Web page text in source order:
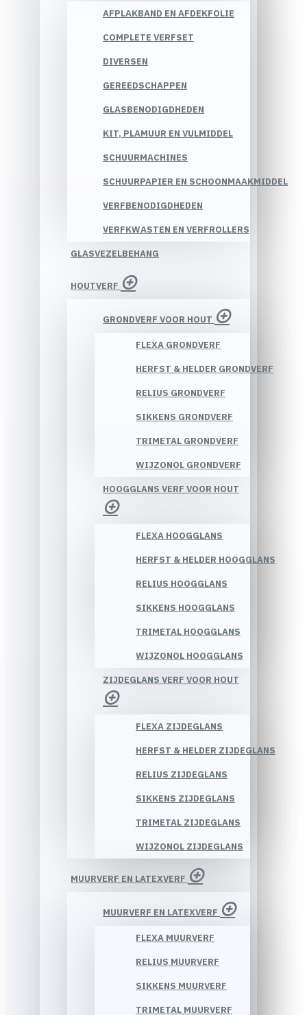
AFPLAKBAND EN AFDEKFOLIE
COMPLETE VERFSET
DIVERSEN
GEREEDSCHAPPEN
GLASBENODIGDHEDEN
KIT, PLAMUUR EN VULMIDDEL
SCHUURMACHINES
SCHUURPAPIER EN SCHOONMAAKMIDDEL
VERFBENODIGDHEDEN
VERFKWASTEN EN VERFROLLERS
GLASVEZELBEHANG
HOUTVERF
GRONDVERF VOOR HOUT
FLEXA GRONDVERF
HERFST & HELDER GRONDVERF
RELIUS GRONDVERF
SIKKENS GRONDVERF
TRIMETAL GRONDVERF
WIJZONOL GRONDVERF
HOOGGLANS VERF VOOR HOUT
FLEXA HOOGGLANS
HERFST & HELDER HOOGGLANS
RELIUS HOOGGLANS
SIKKENS HOOGGLANS
TRIMETAL HOOGGLANS
WIJZONOL HOOGGLANS
ZIJDEGLANS VERF VOOR HOUT
FLEXA ZIJDEGLANS
HERFST & HELDER ZIJDEGLANS
RELIUS ZIJDEGLANS
SIKKENS ZIJDEGLANS
TRIMETAL ZIJDEGLANS
WIJZONOL ZIJDEGLANS
MUURVERF EN LATEXVERF
MUURVERF EN LATEXVERF
FLEXA MUURVERF
RELIUS MUURVERF
SIKKENS MUURVERF
TRIMETAL MUURVERF